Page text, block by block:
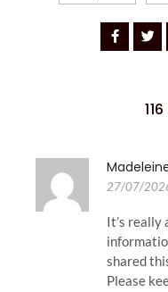
27/07/
It’s really
shared
Please